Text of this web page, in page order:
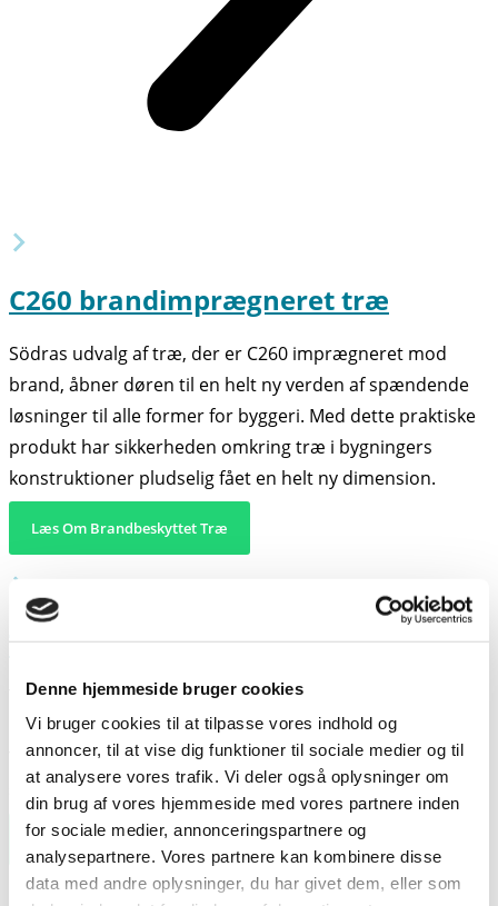
Denne hjemmeside bruger cookies
Vi bruger cookies til at tilpasse vores indhold og
annoncer, til at vise dig funktioner til sociale medier og til
at analysere vores trafik. Vi deler også oplysninger om
din brug af vores hjemmeside med vores partnere inden
for sociale medier, annonceringspartnere og
analysepartnere. Vores partnere kan kombinere disse
data med andre oplysninger, du har givet dem, eller som
C260 brandimprægneret træ
Södras udvalg af træ, der er C260 imprægneret mod
brand, åbner døren til en helt ny verden af spændende
løsninger til alle former for byggeri. Med dette praktiske
produkt har sikkerheden omkring træ i bygningers
konstruktioner pludselig fået en helt ny dimension.
Læs Om Brandbeskyttet Træ
ThermoWood® D212
ThermoWood® D212 er behandlet med varme er meget
modstandsdygtigt overfor råd og svamp.
Thermobehandlingen uddriver de næringsstoffer i træet,
som svampe og bakterier normalt lever af.
Læs Om ThermoWood